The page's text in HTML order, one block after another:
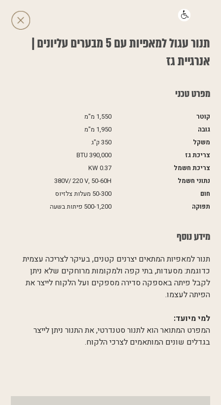
תנור עגול למאפיות עם 5 מבערים עליונים |
אנרגיית גז
מפרט טכני
קוטר
גובה
משקל
צריכת גז
צריכת חשמל
נתוני חשמל
חום
תפוקה
1,550 מ"מ
1,950 מ"מ
350 ק"ג
BTU 390,000
KW 0.37
380V/ 220 V, 50-60H
50-300 מעלות צלזיוס
500-1,200 פיתות בשעה
מידע נוסף
תנור למאפיות המתאים יצרנים קטנים, בעיקר לצריכה עצמית
כדוגמת: מסעדות, בתי קפה ולמקומות מרוחקים שלא ניתן
לקבל פיתה באספקה סדירה מספקים ועל הלקוח לייצר את
הפיתה לעצמו.
למי מיועד:
המפרט המתואר הוא לתנור סטנדרטי, את התנור ניתן לייצר
בגדלים שונים המותאמים לצרכי הלקוח.